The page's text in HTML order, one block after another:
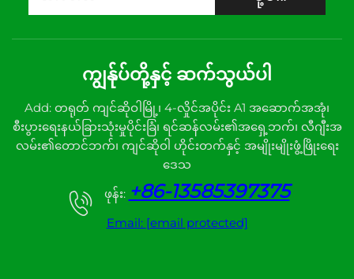
ကျွန်ုပ်တို့နှင့် ဆက်သွယ်ပါ
Add: တရုတ် ကျင်ဆိုဝါမြို့၊ 4-လှိုင်အပိုင်း A1 အဆောက်အအုံ၊
စီးပွားရေးနယ်ခြားသုံးမှုပိုင်းခြံ၊ ရင်ဆန်လမ်း၏အရှေ့ဘက်၊ လီဂျီးအ
လမ်း၏တောင်ဘက်၊ ကျင်ဆိုဝါ ဟိုင်းတက်နှင့် အမျိုးမျိုးဖွံ့ဖြိုးရေး
ဒေသ
ဖုန်း: +86-13585397375
Email: [email protected]